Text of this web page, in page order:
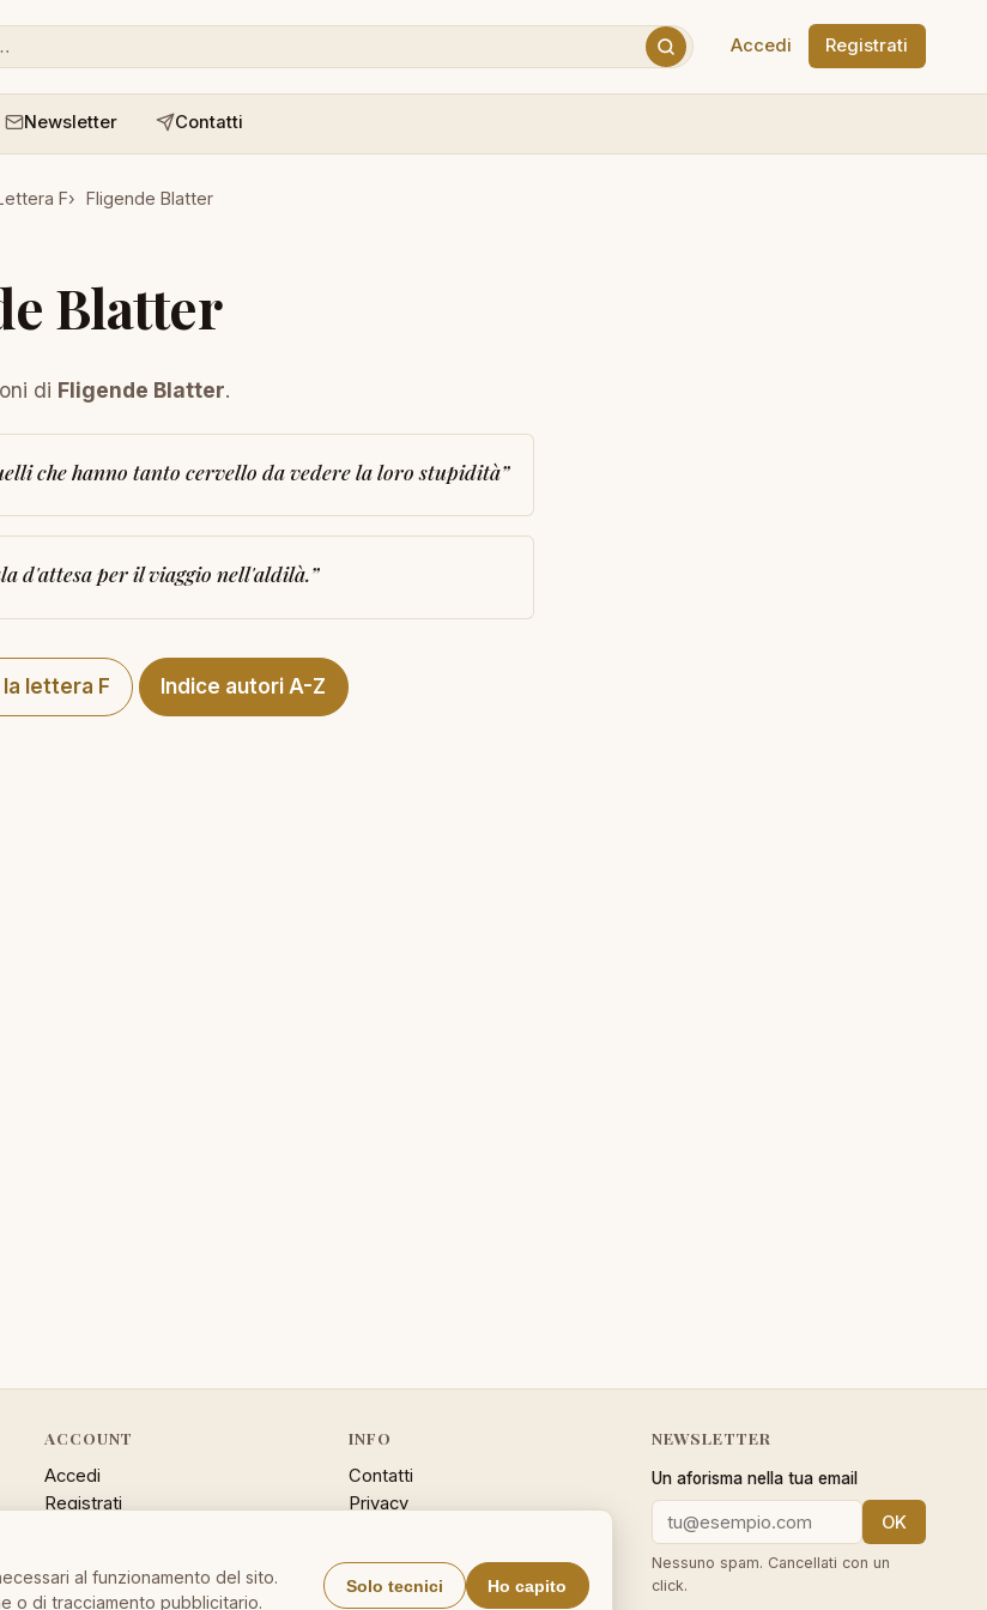
Accedi Registrati
Newsletter Contatti
F Fligende Blatter
Blatter
di Fligende Blatter.
che hanno tanto cervello da vedere la loro stupidità”
d'attesa per il viaggio nell'aldilà.”
lettera F Indice autori A-Z
ACCOUNT
Accedi
Registrati
INFO
Contatti
Privacy
Sitemap
NEWSLETTER
Un aforisma nella tua email
OK
Nessuno spam. Cancellati con un
click.
al funzionamento del sito.
o di tracciamento pubblicitario.
Solo tecnici Ho capito